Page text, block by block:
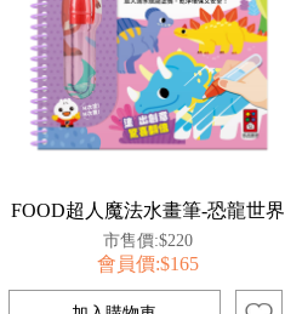
FOOD超人魔法水畫筆-恐龍世界
市售價:$220
會員價:$165